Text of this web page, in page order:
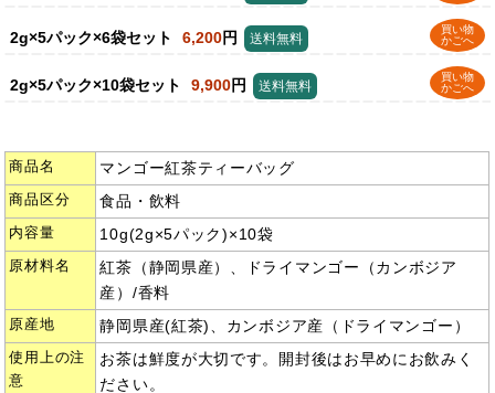
2g×5パック×6袋セット 6,200円
買い物
かごへ
送料無料
2g×5パック×10袋セット 9,900円
買い物
かごへ
送料無料
商品名 マンゴー紅茶ティーバッグ
商品区分 食品・飲料
内容量 10g(2g×5パック)×10袋
原材料名
紅茶（静岡県産）、ドライマンゴー（カンボジア
産）/香料
原産地 静岡県産(紅茶)、カンボジア産（ドライマンゴー）
使用上の注
意
お茶は鮮度が大切です。開封後はお早めにお飲みく
ださい。